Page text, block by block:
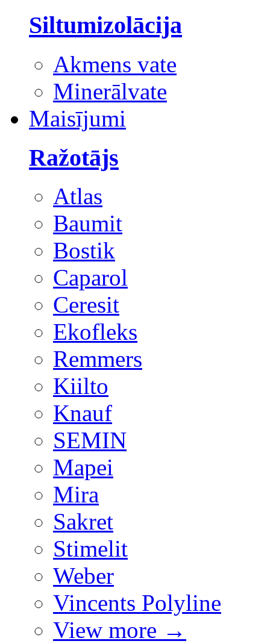
Siltumizolācija
Akmens vate
Minerālvate
Maisījumi
Ražotājs
Atlas
Baumit
Bostik
Caparol
Ceresit
Ekofleks
Remmers
Kiilto
Knauf
SEMIN
Mapei
Mira
Sakret
Stimelit
Weber
Vincents Polyline
View more →